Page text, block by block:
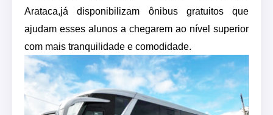
Arataca,já disponibilizam ônibus gratuitos que
ajudam esses alunos a chegarem ao nível superior
com mais tranquilidade e comodidade.